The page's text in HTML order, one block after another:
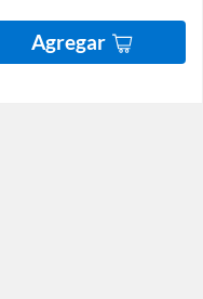
Agregar